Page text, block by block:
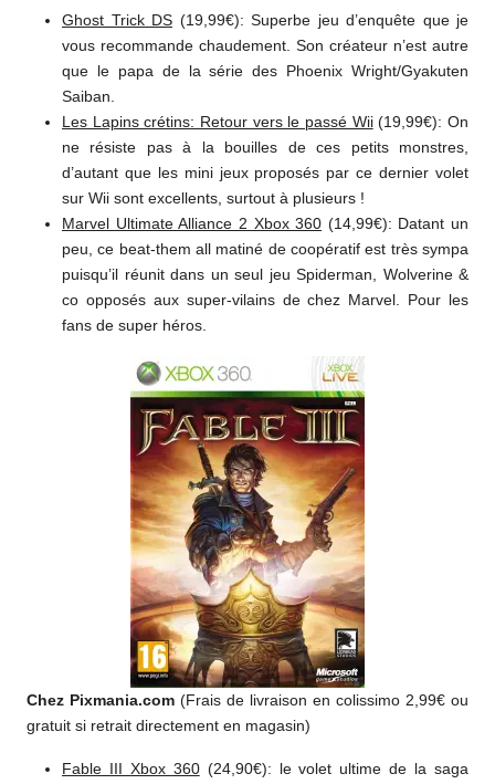
Ghost Trick DS (19,99€): Superbe jeu d’enquête que je
vous recommande chaudement. Son créateur n’est autre
que le papa de la série des Phoenix Wright/Gyakuten
Saiban.
Les Lapins crétins: Retour vers le passé Wii(19,99€): On
ne résiste pas à la bouilles de ces petits monstres,
d’autant que les mini jeux proposés par ce dernier volet
sur Wii sont excellents, surtout à plusieurs !
Marvel Ultimate Alliance 2 Xbox 360 (14,99€): Datant un
peu, ce beat-them all matiné de coopératif est très sympa
puisqu’il réunit dans un seul jeu Spiderman, Wolverine &
co opposés aux super-vilains de chez Marvel. Pour les
fans de super héros.
Chez Pixmania.com (Frais de livraison en colissimo 2,99€ ou
gratuit si retrait directement en magasin)
Fable III Xbox 360(24,90€): le volet ultime de la saga